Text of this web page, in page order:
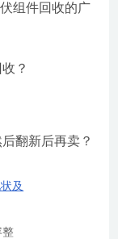
组件回收的广
？
翻新后再卖？
及